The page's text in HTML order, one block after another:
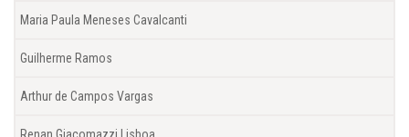
Maria Paula Meneses Cavalcanti
Guilherme Ramos
Arthur de Campos Vargas